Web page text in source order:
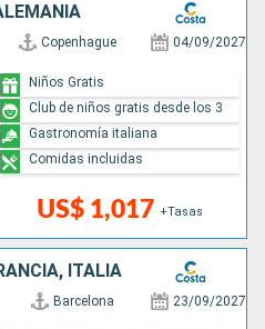
Copenhague 04/09/2027
US$ 1,017 +Tasas
Niños Gratis
Club de niños gratis desde los 3
Gastronomía italiana
Comidas incluidas
ITALIA
Barcelona 23/09/2027